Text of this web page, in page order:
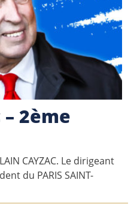
2ème
CAYZAC. Le dirigeant
du PARIS SAINT-